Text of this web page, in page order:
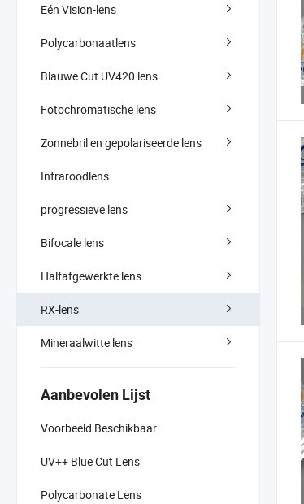
Eén Vision-lens
Polycarbonaatlens
Blauwe Cut UV420 lens
Fotochromatische lens
Zonnebril en gepolariseerde lens
Infraroodlens
progressieve lens
Bifocale lens
Halfafgewerkte lens
RX-lens
Mineraalwitte lens
Aanbevolen Lijst
Voorbeeld Beschikbaar
UV++ Blue Cut Lens
Polycarbonate Lens